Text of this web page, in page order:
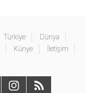
Türkiye
Dünya
Künye
İletişim